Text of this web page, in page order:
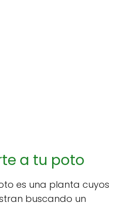
a tu poto
es una planta cuyos
buscando un